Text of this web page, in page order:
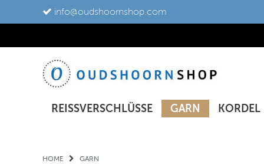
info@oudshoornshop.com
REISSVERSCHLÜSSE GARN KORDEL
HOME GARN